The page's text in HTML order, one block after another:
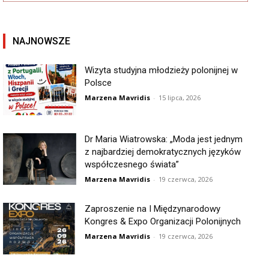
NAJNOWSZE
Wizyta studyjna młodzieży polonijnej w
Polsce
Marzena Mavridis - 15 lipca, 2026
Dr Maria Wiatrowska: „Moda jest jednym
z najbardziej demokratycznych języków
współczesnego świata”
Marzena Mavridis - 19 czerwca, 2026
Zaproszenie na I Międzynarodowy
Kongres & Expo Organizacji Polonijnych
Marzena Mavridis - 19 czerwca, 2026